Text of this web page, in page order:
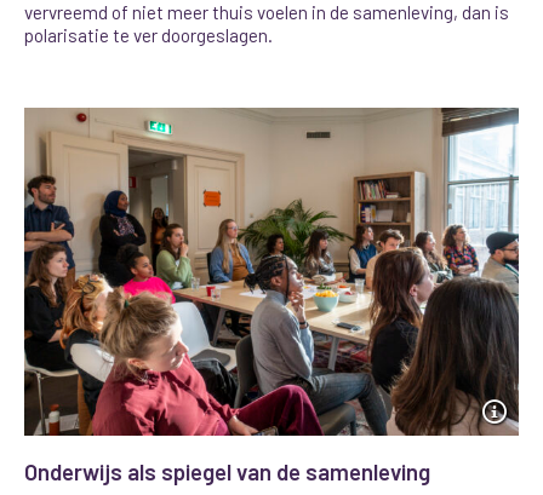
vervreemd of niet meer thuis voelen in de samenleving, dan is
polarisatie te ver doorgeslagen.
Onderwijs als spiegel van de samenleving